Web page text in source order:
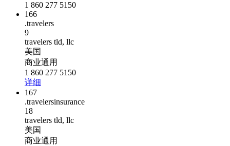
1 860 277 5150
166
.travelers
9
travelers tld, llc
美国
商业通用
1 860 277 5150
详细
167
.travelersinsurance
18
travelers tld, llc
美国
商业通用